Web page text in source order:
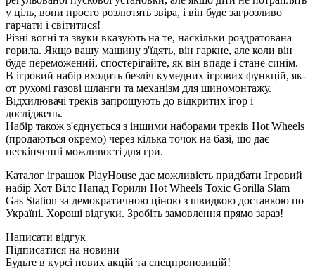
у ціль, вони просто розлютять звіра, і він буде загрозливо
гарчати і світитися!
Різні вогні та звуки вказують на те, наскільки роздратована
горила. Якщо вашу машину з'їдять, він гаркне, але коли він
буде переможений, спостерігайте, як він впаде і стане синім.
В ігровий набір входить безліч кумедних ігрових функцій, як-
от рухомі газові шланги та механізм для шиномонтажу.
Відхилювачі треків запрошують до відкритих ігор і
досліджень.
Набір також з'єднується з іншими наборами треків Hot Wheels
(продаються окремо) через кілька точок на базі, що дає
нескінченні можливості для гри.
Каталог іграшок PlayHouse дає можливість придбати Ігровий
набір Хот Вілс Напад Горили Hot Wheels Toxic Gorilla Slam
Gas Station за демократичною ціною з швидкою доставкою по
Україні. Хороші відгуки. Зробіть замовлення прямо зараз!
Написати відгук
Підписатися на новини
Будьте в курсі нових акцій та спецпропозицій!